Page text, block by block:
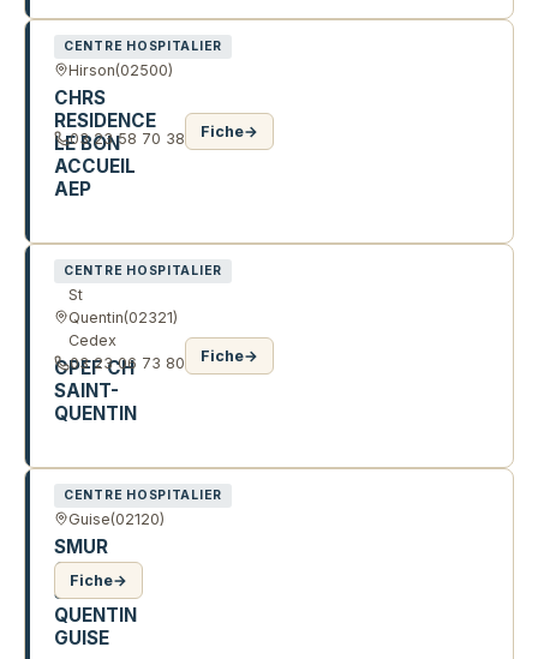
CENTRE HOSPITALIER
Hirson(02500)
CHRS
RESIDENCE
LE BON
ACCUEIL
AEP
03 23 58 70 38 Fiche→
CENTRE HOSPITALIER
St
Quentin
Cedex
(02321)
CPEF CH
SAINT-
QUENTIN
03 23 06 73 80 Fiche→
CENTRE HOSPITALIER
Guise(02120)
SMUR
CH
SAINT-
QUENTIN
GUISE
Fiche→